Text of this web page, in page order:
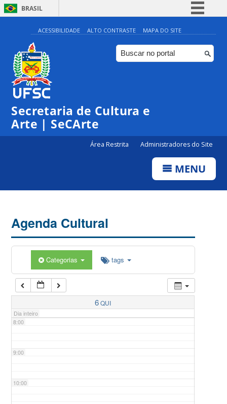
BRASIL
Simplifique!
Comunica BR
Participe
ACESSIBILIDADE ALTO CONTRASTE MAPA DO SITE
Secretaria de Cultura e
Arte | SeCArte
Área Restrita Administradores do Site
MENU
Agenda Cultural
Categorias tags
6QUI
Dia inteiro
0:00
1:00
5:00
7:00
8:00
9:00
10:00